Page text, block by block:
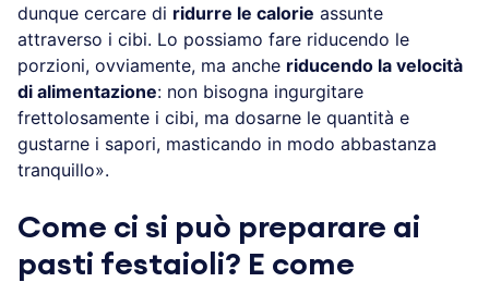
dunque cercare di ridurre le calorie assunte
attraverso i cibi. Lo possiamo fare riducendo le
porzioni, ovviamente, ma anche riducendo la velocità
di alimentazione: non bisogna ingurgitare
frettolosamente i cibi, ma dosarne le quantità e
gustarne i sapori, masticando in modo abbastanza
tranquillo».
Come ci si può preparare ai
pasti festaioli? E come